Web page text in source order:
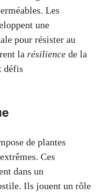
Les
une
pour résister au
la résilience de la
défis
de plantes
Ces
dans un
Ils jouent un rôle